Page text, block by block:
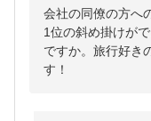
会社の同僚の方へ
1位の斜め掛けが
ですか。旅行好き
す！